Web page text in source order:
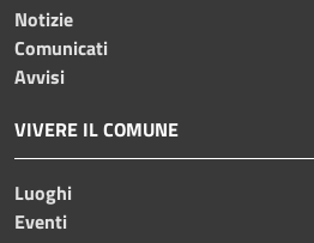
Notizie
Comunicati
Avvisi
VIVERE IL COMUNE
Luoghi
Eventi